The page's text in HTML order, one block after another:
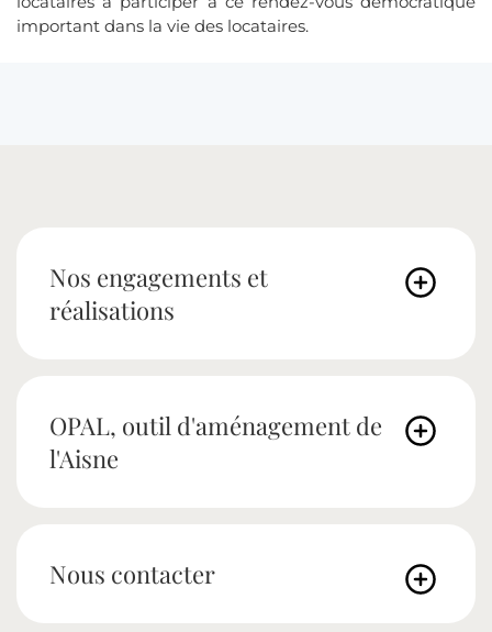
important dans la vie des locataires.
Nos engagements et
réalisations
OPAL, outil d'aménagement de
l'Aisne
Nous contacter